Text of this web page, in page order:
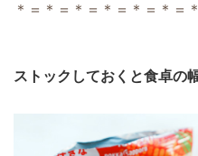
＊＝＊＝＊＝＊＝＊＝＊＝＊
ストックしておくと食卓の